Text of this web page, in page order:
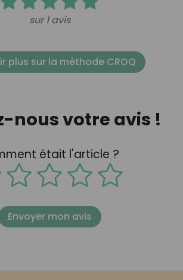
sur 1 avis
plus sur la méthode CROQ
nous votre avis !
était l'article ?
Envoyer mon avis